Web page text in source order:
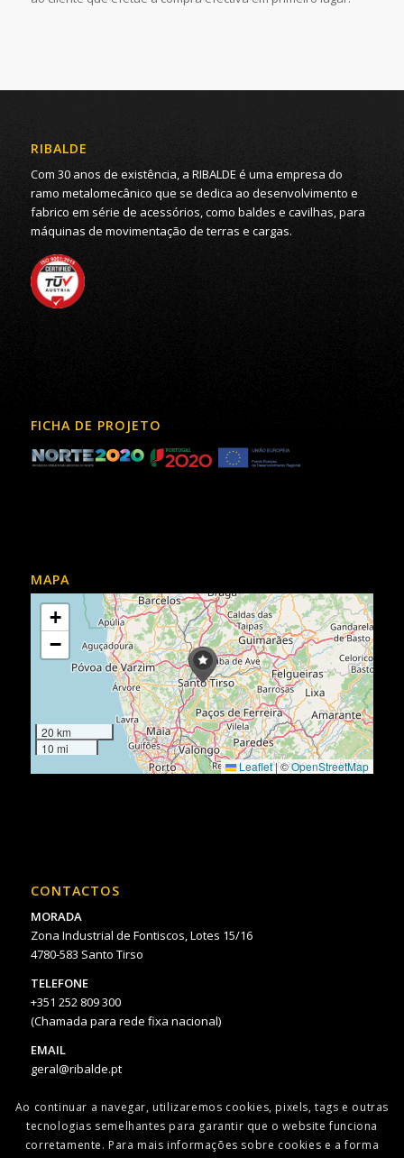
RIBALDE
Com 30 anos de existência, a RIBALDE é uma empresa do
ramo metalomecânico que se dedica ao desenvolvimento e
fabrico em série de acessórios, como baldes e cavilhas, para
máquinas de movimentação de terras e cargas.
FICHA DE PROJETO
MAPA
+
−
20 km
10 mi
Leaflet|©OpenStreetMap
CONTACTOS
MORADA
Zona Industrial de Fontiscos, Lotes 15/16
4780-583 Santo Tirso
TELEFONE
+351 252 809 300
(Chamada para rede fixa nacional)
EMAIL
geral@ribalde.pt
Ao continuar a navegar, utilizaremos cookies, pixels, tags e outras
tecnologias semelhantes para garantir que o website funciona
corretamente. Para mais informações sobre cookies e a forma